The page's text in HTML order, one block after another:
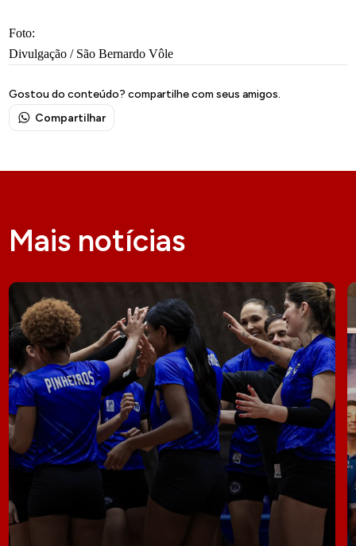
Foto:
Divulgação / São Bernardo Vôle
Gostou do conteúdo? compartilhe com seus amigos.
Compartilhar
Mais notícias